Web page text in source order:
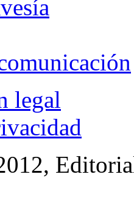
legal